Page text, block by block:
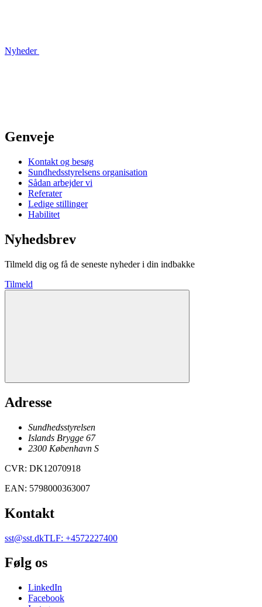
Nyheder
Genveje
Kontakt og besøg
Sundhedsstyrelsens organisation
Sådan arbejder vi
Referater
Ledige stillinger
Habilitet
Nyhedsbrev
Tilmeld dig og få de seneste nyheder i din indbakke
Tilmeld
Adresse
Sundhedsstyrelsen
Islands Brygge 67
2300 København S
CVR: DK12070918
EAN: 5798000363007
Kontakt
sst@sst.dkTLF: +4572227400
Følg os
LinkedIn
Facebook